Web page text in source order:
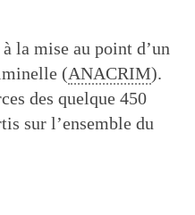
la mise au point d’un
(ANACRIM).
des quelque 450
sur l’ensemble du